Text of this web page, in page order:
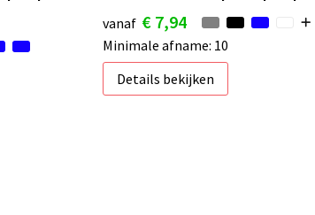
vanaf € 7,94
Minimale afname: 10
Details bekijken